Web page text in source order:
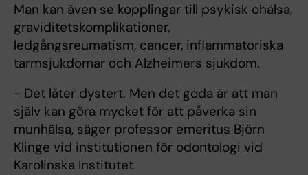
Man kan även se kopplingar till psykisk ohälsa,
graviditetskomplikationer,
ledgångsreumatism, cancer, inflammatoriska
tarmsjukdomar och Alzheimers sjukdom.
- Det låter dystert. Men det goda är att man
själv kan göra mycket för att påverka sin
munhälsa, säger professor emeritus Björn
Klinge vid institutionen för odontologi vid
Karolinska Institutet.